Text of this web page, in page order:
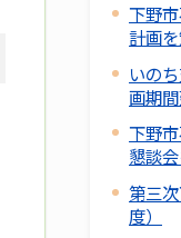
下野
計画
いの
画期
下野
懇談
第三
度）